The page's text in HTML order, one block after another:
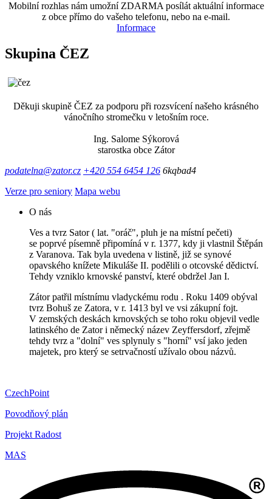
Mobilní rozhlas nám umožní ZDARMA posílát aktuální informace
z obce přímo do vašeho telefonu, nebo na e-mail.
Informace
Skupina ČEZ
Děkuji skupině ČEZ za podporu při rozsvícení našeho krásného
vánočního stromečku v letošním roce.
Ing. Salome Sýkorová
starostka obce Zátor
podatelna@zator.cz +420 554 6454 126 6kqbad4
Verze pro seniory Mapa webu
O nás
Ves a tvrz Sator ( lat. "oráč", pluh je na místní pečeti)
se poprvé písemně připomíná v r. 1377, kdy ji vlastnil Štěpán
z Varanova. Tak byla uvedena v listině, již se synové
opavského knížete Mikuláše II. podělili o otcovské dědictví.
Tehdy vzniklo krnovské panství, které obdržel Jan I.
Zátor patřil místnímu vladyckému rodu . Roku 1409 obýval
tvrz Bohuš ze Zatora, v r. 1413 byl ve vsi zákupní fojt.
V zemských deskách krnovských se toho roku objevil vedle
latinského de Zator i německý název Zeyffersdorf, zřejmě
tehdy tvrz a "dolní" ves splynuly s "horní" vsí jako jeden
majetek, pro který se setrvačností užívalo obou názvů.
CzechPoint
Povodňový plán
Projekt Radost
MAS